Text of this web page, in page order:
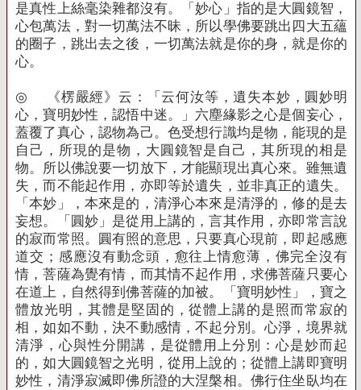
是真性上絲毫染雜都沒有。「妙心」指的是大圓鏡智，
心包萬法，對一切萬法不昧，所以學佛要跳出四大五蘊
的圈子，跳出去之後，一切萬法就是你的身，就是你的
心。
◎
《楞嚴經》云：「云何汝等，遺失本妙，圓妙明
心，寶明妙性，認悟中迷。」六塵緣影之心是個妄心，
蓋覆了真心，認物為己。色受想行識均是物，能現的是
自己，所現的是物，大圓鏡智是自己，其所現的相是
物。所以佛說要一切放下，才能顯現出真心來。雖無遺
失，而不能起作用，亦即等於遺失，並非真正的遺失。
「本妙」，本來是的，清淨心本來是清淨的，修的是去
妄想。「圓妙」是從用上講的，言其作用，亦即常言說
的寂而常照。圓有照的意思，只要真心現前，即起感應
道交；感應沒有動念頭，愈往上情愈薄，佛完全沒有
情，菩薩為覺有情，而其情不起作用，求佛菩薩只要心
在道上，自然得到佛菩薩的加被。「寶明妙性」，寶之
體放光明，其體是堅固的，從體上講的是照而常寂的
相，如如不動，決不動感情，不起分別。心淨，境界就
清淨，心與性分開講，是從體用上分別：心是妙而起
的，如大圓鏡智之光明，從用上說的；從體上講即寶明
妙性，清淨寂滅即佛所證的大涅槃相。佛行住坐臥均在